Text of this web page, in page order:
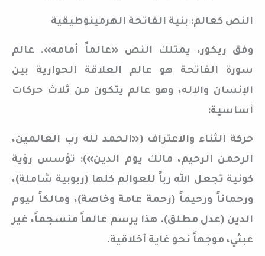
النص كعالم: بنية الفاتحة الهرمينوطيقية
وفق ريكور، يمتلك النص «عالماً أمامه». عالم
سورة الفاتحة هو عالم العلاقة الحوارية بين
الإنسان والإله، وهو عالم يتكون من ثلاث حركات
أساسية:
حركة الثناء والاعتراف («الحمد لله رب العالمين،
الرحمن الرحيم، مالك يوم الدين»): تؤسس رؤية
كونية تجعل الله رباً للعوالم كلها (ربوبية شاملة)،
ورحماناً ورحيماً (رحمة عامة وخاصة)، ومالكاً ليوم
الدين (عدل مطلق). هذا يرسم عالماً منسجماً، غير
عبثي، موجهاً نحو غاية أخلاقية.